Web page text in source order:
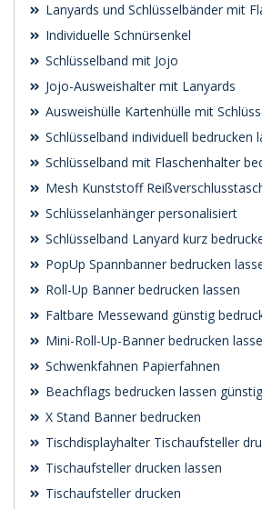
Lanyards und Schlüsselbänder mit
Individuelle Schnürsenkel
Schlüsselband mit Jojo
Jojo-Ausweishalter mit Lanyards
Ausweishülle Kartenhülle mit
Schlüsselband individuell bedrucken
Schlüsselband mit Flaschenhalter
Mesh Kunststoff
Schlüsselanhänger personalisiert
Schlüsselband Lanyard kurz
PopUp Spannbanner bedrucken
Roll-Up Banner bedrucken lassen
Faltbare Messewand günstig
Mini-Roll-Up-Banner bedrucken
Schwenk­fahnen Papierfahnen
Beachflags bedrucken lassen günstig
X Stand Banner bedrucken
Tischdisplayhalter Tischaufsteller
Tischaufsteller drucken lassen
Tischaufsteller drucken